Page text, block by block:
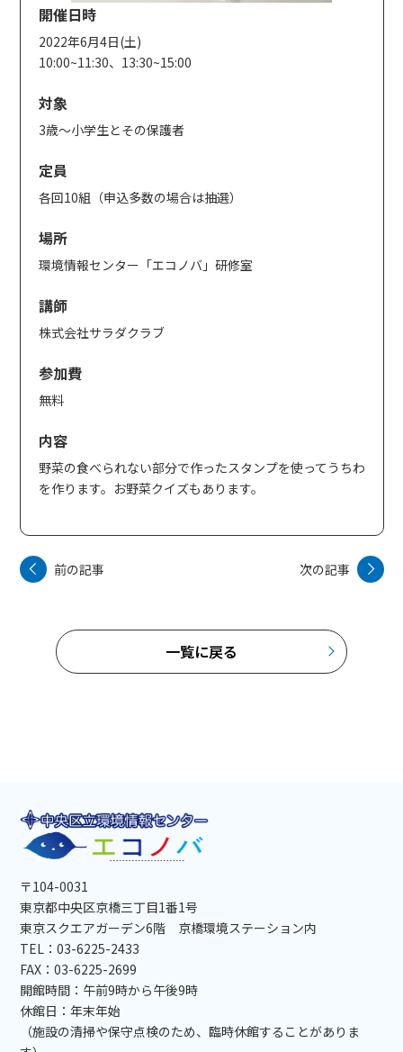
開催日時
2022年6月4日(土)
10:00~11:30、13:30~15:00
対象
3歳～小学生とその保護者
定員
各回10組（申込多数の場合は抽選）
場所
環境情報センター「エコノバ」研修室
講師
株式会社サラダクラブ
参加費
無料
内容
野菜の食べられない部分で作ったスタンプを使ってうちわ
を作ります。お野菜クイズもあります。
前の記事 次の記事
一覧に戻る
〒104-0031
東京都中央区京橋三丁目1番1号
東京スクエアガーデン6階 京橋環境ステーション内
TEL：03-6225-2433
FAX：03-6225-2699
開館時間：午前9時から午後9時
休館日：年末年始
（施設の清掃や保守点検のため、臨時休館することがありま